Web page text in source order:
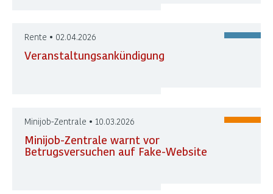
Rente • 02.04.2026
Veranstaltungsankündigung
Minijob-Zentrale • 10.03.2026
Minijob-Zentrale warnt vor
Betrugsversuchen auf Fake-Website